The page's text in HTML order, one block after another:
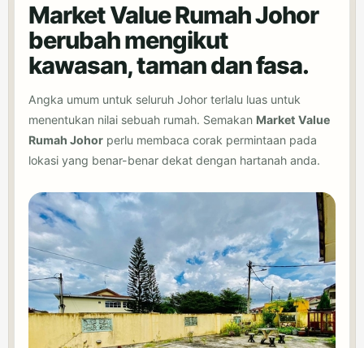
Market Value Rumah Johor
berubah mengikut
kawasan, taman dan fasa.
Angka umum untuk seluruh Johor terlalu luas untuk
menentukan nilai sebuah rumah. Semakan Market Value
Rumah Johor perlu membaca corak permintaan pada
lokasi yang benar-benar dekat dengan hartanah anda.